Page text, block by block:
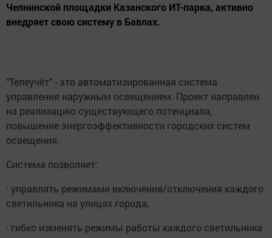
Челнинской площадки Казанского ИТ-парка, активно
внедряет свою систему в Бавлах.
"Телеучёт" - это автоматизированная система
управления наружным освещением. Проект направлен
на реализацию существующего потенциала,
повышение энергоэффективности городских систем
освещения.
Система позволяет:
· управлять режимами включения/отключения каждого
светильника на улицах города,
· гибко изменять режимы работы каждого светильника